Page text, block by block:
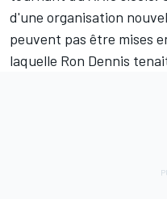
d'une organisation
peuvent pas être mises
laquelle Ron Dennis